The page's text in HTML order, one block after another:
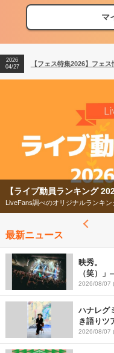
マ
【フェス特集2026】フェス
【ライブ動員ランキング】
2026
04/27
【フェス特集2026】フェス
2026
【フェス特集2026】
今年もフェスの季節がやってきた！
最新ニュース
映秀。
（笑）
ペシャル
2026/08/07
ハナレグ
き語りツ
2026/08/07